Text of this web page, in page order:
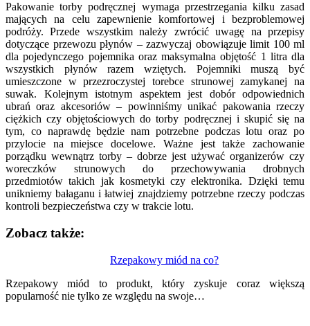
Pakowanie torby podręcznej wymaga przestrzegania kilku zasad
mających na celu zapewnienie komfortowej i bezproblemowej
podróży. Przede wszystkim należy zwrócić uwagę na przepisy
dotyczące przewozu płynów – zazwyczaj obowiązuje limit 100 ml
dla pojedynczego pojemnika oraz maksymalna objętość 1 litra dla
wszystkich płynów razem wziętych. Pojemniki muszą być
umieszczone w przezroczystej torebce strunowej zamykanej na
suwak. Kolejnym istotnym aspektem jest dobór odpowiednich
ubrań oraz akcesoriów – powinniśmy unikać pakowania rzeczy
ciężkich czy objętościowych do torby podręcznej i skupić się na
tym, co naprawdę będzie nam potrzebne podczas lotu oraz po
przylocie na miejsce docelowe. Ważne jest także zachowanie
porządku wewnątrz torby – dobrze jest używać organizerów czy
woreczków strunowych do przechowywania drobnych
przedmiotów takich jak kosmetyki czy elektronika. Dzięki temu
unikniemy bałaganu i łatwiej znajdziemy potrzebne rzeczy podczas
kontroli bezpieczeństwa czy w trakcie lotu.
Zobacz także:
Rzepakowy miód na co?
Rzepakowy miód to produkt, który zyskuje coraz większą
popularność nie tylko ze względu na swoje…
wpisu